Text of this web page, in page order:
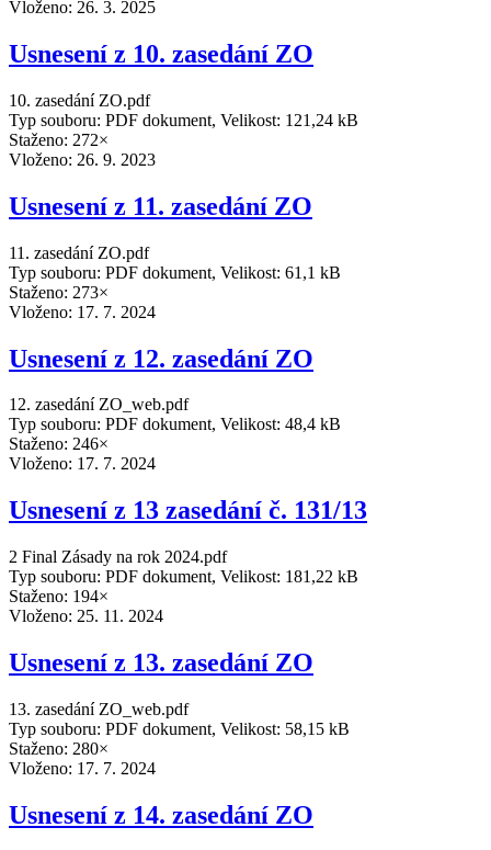
Vloženo: 26. 3. 2025
Usnesení z 10. zasedání ZO
10. zasedání ZO.pdf
Typ souboru: PDF dokument, Velikost: 121,24 kB
Staženo: 272×
Vloženo: 26. 9. 2023
Usnesení z 11. zasedání ZO
11. zasedání ZO.pdf
Typ souboru: PDF dokument, Velikost: 61,1 kB
Staženo: 273×
Vloženo: 17. 7. 2024
Usnesení z 12. zasedání ZO
12. zasedání ZO_web.pdf
Typ souboru: PDF dokument, Velikost: 48,4 kB
Staženo: 246×
Vloženo: 17. 7. 2024
Usnesení z 13 zasedání č. 131/13
2 Final Zásady na rok 2024.pdf
Typ souboru: PDF dokument, Velikost: 181,22 kB
Staženo: 194×
Vloženo: 25. 11. 2024
Usnesení z 13. zasedání ZO
13. zasedání ZO_web.pdf
Typ souboru: PDF dokument, Velikost: 58,15 kB
Staženo: 280×
Vloženo: 17. 7. 2024
Usnesení z 14. zasedání ZO